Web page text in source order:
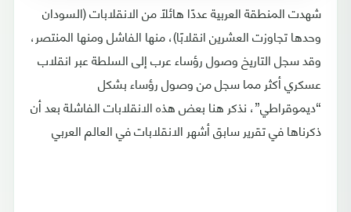
شهدت المنطقة العربية عددًا هائلًا من الانقلابات (السودان
وحدها تجاوزت العشرين انقلابًا)، منها الفاشل ومنها المنتصر،
وقد سجل التاريخ وصول رؤساء عرب إلى السلطة عبر انقلاب
عسكري أكثر مما سجل من وصول رؤساء بشكل
“ديموقراطي”، نذكر هنا بعض هذه الانقلابات الفاشلة بعد أن
ذكرناها في تقرير سابق أشهر الانقلابات في العالم العربي